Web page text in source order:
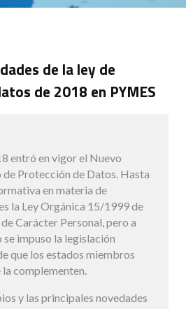
de la ley de
de 2018 en PYMES
entró en vigor el Nuevo
de Protección de Datos. Hasta
en materia de
la Ley Orgánica 15/1999 de
Carácter Personal, pero a
impuso la legislación
que los estados miembros
complementen.
y las principales novedades